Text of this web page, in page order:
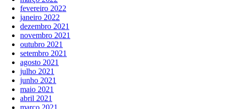
fevereiro 2022
janeiro 2022
dezembro 2021
novembro 2021
outubro 2021
setembro 2021
agosto 2021
julho 2021
junho 2021
maio 2021
abril 2021
março 2021